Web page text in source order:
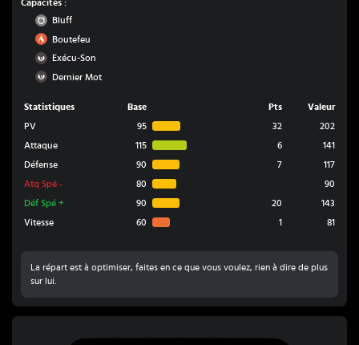
Capacités :
Normal
Bluff
Feu
Boutefeu
Ténèbres
Exécu-Son
Ténèbres
Dernier Mot
Statistiques Base Pts
Valeur
PV
95 32
202
Attaque
115 6
141
Défense
90 7
117
Atq Spé - 80
90
Déf Spé + 90 20
143
Vitesse
60 1 81
La répart est à optimiser, faites en ce que vous voulez, rien à dire de plus
sur lui.